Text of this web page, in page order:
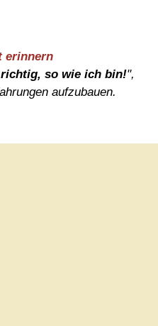
erinnern
so wie ich bin!",
aufzubauen.